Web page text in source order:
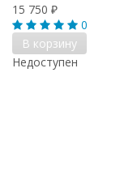
15 750 ₽
0
В корзину
Недоступен